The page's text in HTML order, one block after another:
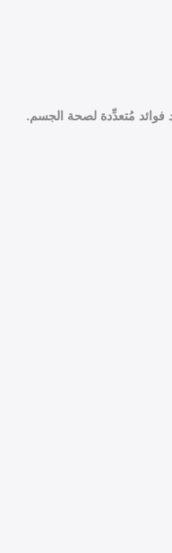
فوائد مُتعدِّدة لصحة الجسم.